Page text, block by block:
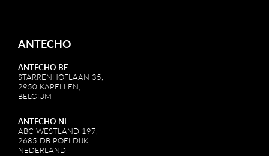
ANTECHO
ANTECHO BE
STARRENHOFLAAN 35,
2950 KAPELLEN,
BELGIUM
ANTECHO NL
ABC WESTLAND 197,
2685 DB POELDIJK,
NEDERLAND